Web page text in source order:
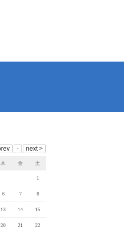
木 金 土
1
6 7 8
13 14 15
20 21 22